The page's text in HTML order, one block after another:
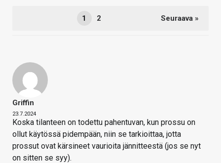
1 2 Seuraava »
Griffin
23.7.2024
Koska tilanteen on todettu pahentuvan, kun prossu on
ollut käytössä pidempään, niin se tarkioittaa, jotta
prossut ovat kärsineet vaurioita jännitteestä (jos se nyt
on sitten se syy).